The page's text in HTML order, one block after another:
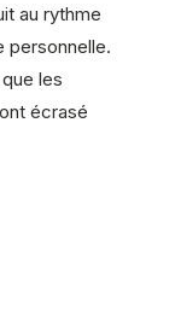
au rythme
personnelle.
les
écrasé